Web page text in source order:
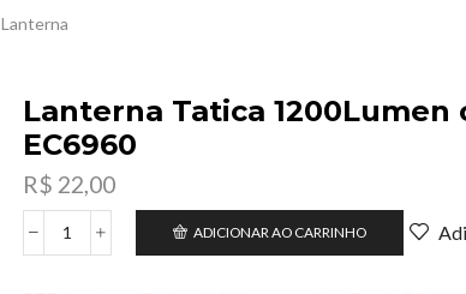
Lanterna
Lanterna Tatica 1200Lumen
EC6960
R$ 22,00
Lanterna
ADICIONAR AO CARRINHO